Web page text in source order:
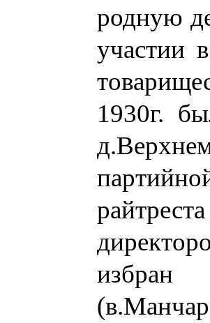
родную
участии
1930г.
избран